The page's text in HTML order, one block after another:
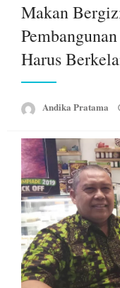
Makan
Harus
Andika Pratama